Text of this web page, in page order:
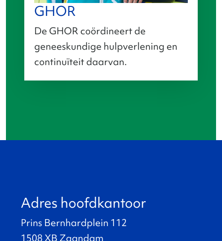
GHOR
De GHOR coördineert de
geneeskundige hulpverlening en
continuïteit daarvan.
Adres hoofdkantoor
Prins Bernhardplein 112
1508 XB Zaandam